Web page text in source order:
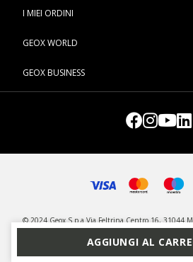
AGGIUNGI AL
I MIEI ORDINI
GEOX WORLD
GEOX BUSINESS
© 2024 Geox S.p.a Via Feltrina Centro 16, 31044
03348440268 - Tutti i diritti